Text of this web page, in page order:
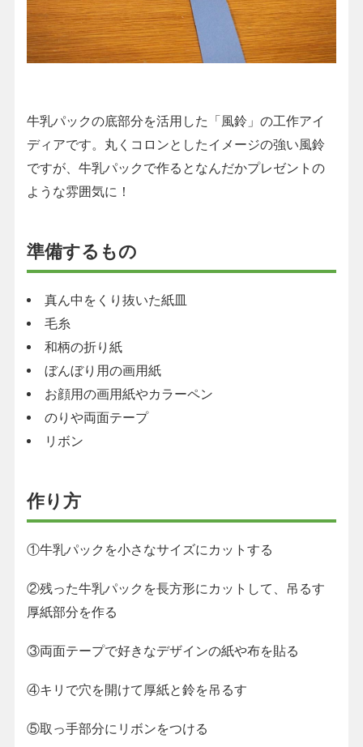
牛乳パックの底部分を活用した「風鈴」の工作アイ
ディアです。丸くコロンとしたイメージの強い風鈴
ですが、牛乳パックで作るとなんだかプレゼントの
ような雰囲気に！
準備するもの
真ん中をくり抜いた紙皿
毛糸
和柄の折り紙
ぼんぼり用の画用紙
お顔用の画用紙やカラーペン
のりや両面テープ
リボン
作り方
①牛乳パックを小さなサイズにカットする
②残った牛乳パックを長方形にカットして、吊るす
厚紙部分を作る
③両面テープで好きなデザインの紙や布を貼る
④キリで穴を開けて厚紙と鈴を吊るす
⑤取っ手部分にリボンをつける